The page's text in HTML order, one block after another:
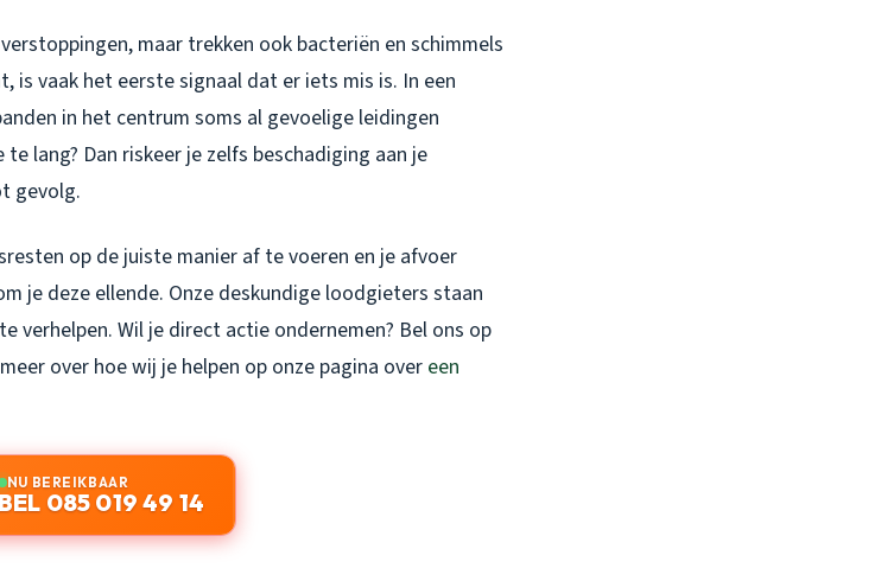
maar trekken ook bacteriën en schimmels
is vaak het eerste signaal dat er iets mis is. In een
in het centrum soms al gevoelige leidingen
lang? Dan riskeer je zelfs beschadiging aan je
gevolg.
op de juiste manier af te voeren en je afvoer
je deze ellende. Onze deskundige loodgieters staan
verhelpen. Wil je direct actie ondernemen? Bel ons op
over hoe wij je helpen op onze pagina over een
NU BEREIKBAAR
BEL 085 019 49 14